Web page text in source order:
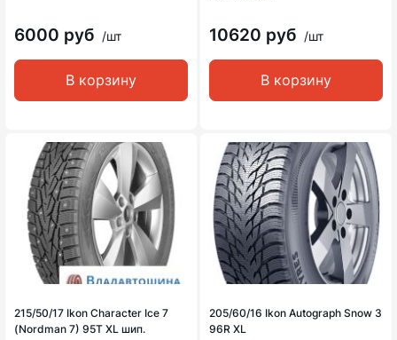
6000 руб /шт
В корзину
10620 руб /шт
В корзину
215/50/17 Ikon Character Ice 7
(Nordman 7) 95T XL шип.
205/60/16 Ikon Autograph Snow 3
96R XL